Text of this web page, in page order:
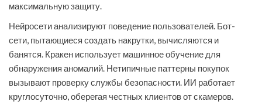
максимальную защиту.
Нейросети анализируют поведение пользователей. Бот-
сети, пытающиеся создать накрутки, вычисляются и
банятся. Кракен использует машинное обучение для
обнаружения аномалий. Нетипичные паттерны покупок
вызывают проверку службы безопасности. ИИ работает
круглосуточно, оберегая честных клиентов от скамеров.